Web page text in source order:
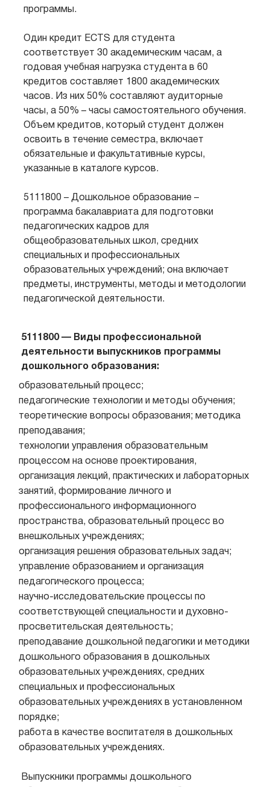
программы.
Один кредит ECTS для студента
соответствует 30 академическим часам, а
годовая учебная нагрузка студента в 60
кредитов составляет 1800 академических
часов. Из них 50% составляют аудиторные
часы, а 50% – часы самостоятельного обучения.
Объем кредитов, который студент должен
освоить в течение семестра, включает
обязательные и факультативные курсы,
указанные в каталоге курсов.
5111800 – Дошкольное образование –
программа бакалавриата для подготовки
педагогических кадров для
общеобразовательных школ, средних
специальных и профессиональных
образовательных учреждений; она включает
предметы, инструменты, методы и методологии
педагогической деятельности.
5111800 — Виды профессиональной
деятельности выпускников программы
дошкольного образования:
образовательный процесс;
педагогические технологии и методы обучения;
теоретические вопросы образования; методика
преподавания;
технологии управления образовательным
процессом на основе проектирования,
организация лекций, практических и лабораторных
занятий, формирование личного и
профессионального информационного
пространства, образовательный процесс во
внешкольных учреждениях;
организация решения образовательных задач;
управление образованием и организация
педагогического процесса;
научно-исследовательские процессы по
соответствующей специальности и духовно-
просветительская деятельность;
преподавание дошкольной педагогики и методики
дошкольного образования в дошкольных
образовательных учреждениях, средних
специальных и профессиональных
образовательных учреждениях в установленном
порядке;
работа в качестве воспитателя в дошкольных
образовательных учреждениях.
Выпускники программы дошкольного